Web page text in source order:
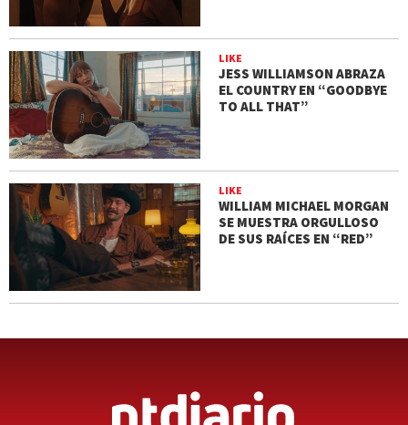
LIKE
JESS WILLIAMSON ABRAZA
EL COUNTRY EN “GOODBYE
TO ALL THAT”
LIKE
WILLIAM MICHAEL MORGAN
SE MUESTRA ORGULLOSO
DE SUS RAÍCES EN “RED”